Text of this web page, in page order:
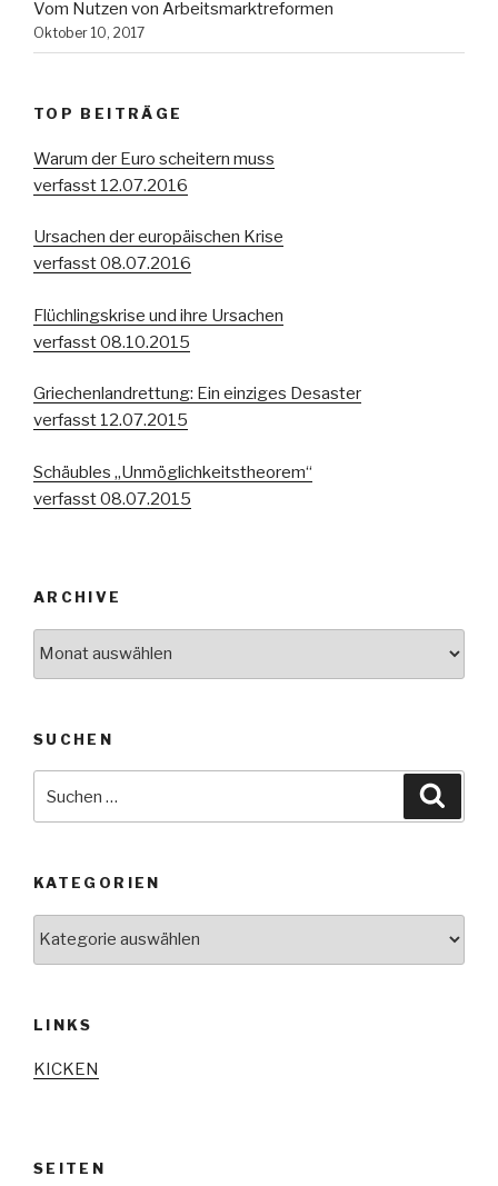
Vom Nutzen von Arbeitsmarktreformen
Oktober 10, 2017
TOP BEITRÄGE
Warum der Euro scheitern muss
verfasst 12.07.2016
Ursachen der europäischen Krise
verfasst 08.07.2016
Flüchlingskrise und ihre Ursachen
verfasst 08.10.2015
Griechenlandrettung: Ein einziges Desaster
verfasst 12.07.2015
Schäubles „Unmöglichkeitstheorem“
verfasst 08.07.2015
ARCHIVE
SUCHEN
nach:
KATEGORIEN
LINKS
KICKEN
SEITEN